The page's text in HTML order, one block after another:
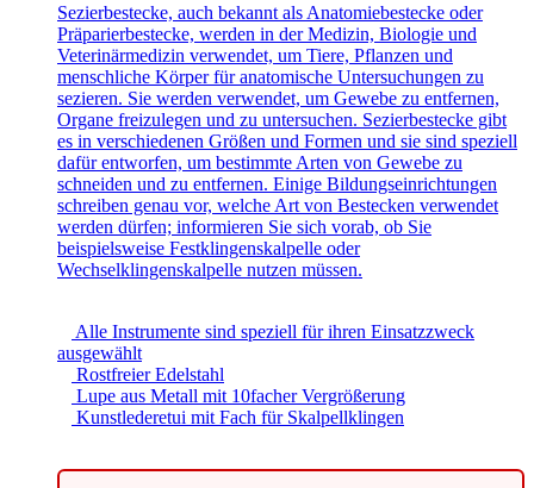
Sezierbestecke, auch bekannt als Anatomiebestecke oder
Präparierbestecke, werden in der Medizin, Biologie und
Veterinärmedizin verwendet, um Tiere, Pflanzen und
menschliche Körper für anatomische Untersuchungen zu
sezieren. Sie werden verwendet, um Gewebe zu entfernen,
Organe freizulegen und zu untersuchen. Sezierbestecke gibt
es in verschiedenen Größen und Formen und sie sind speziell
dafür entworfen, um bestimmte Arten von Gewebe zu
schneiden und zu entfernen. Einige Bildungseinrichtungen
schreiben genau vor, welche Art von Bestecken verwendet
werden dürfen; informieren Sie sich vorab, ob Sie
beispielsweise Festklingenskalpelle oder
Wechselklingenskalpelle nutzen müssen.
Alle Instrumente sind speziell für ihren Einsatzzweck
ausgewählt
Rostfreier Edelstahl
Lupe aus Metall mit 10facher Vergrößerung
Kunstlederetui mit Fach für Skalpellklingen